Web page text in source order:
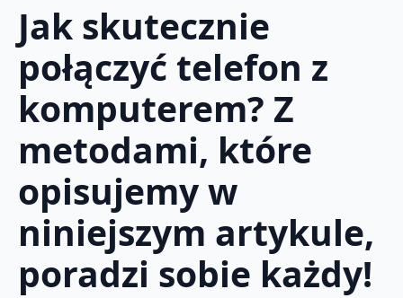
Jak skutecznie
połączyć telefon z
komputerem? Z
metodami, które
opisujemy w
niniejszym artykule,
poradzi sobie każdy!